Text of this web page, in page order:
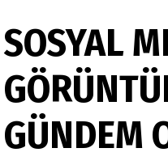
SOSYAL
GÜNDEM